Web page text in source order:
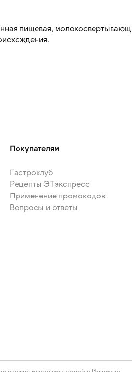
пищевая,
Покупателям
Гастроклуб
Рецепты ЭТэкспресс
Применение промокодов
Вопросы и ответы